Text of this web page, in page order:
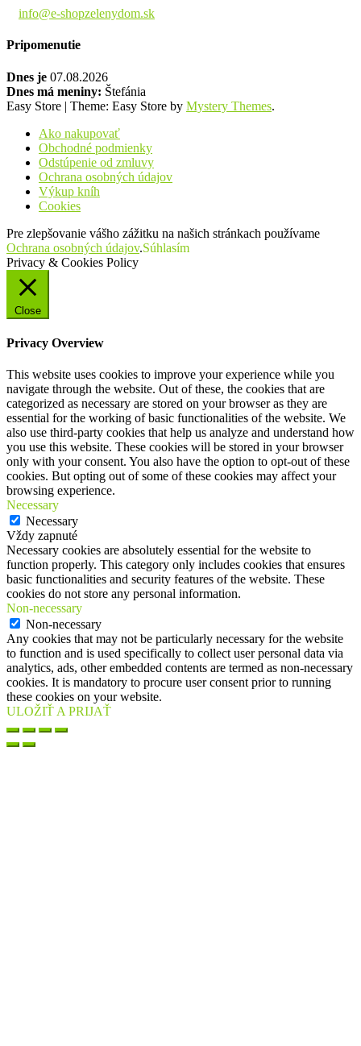
info@e-shopzelenydom.sk
Pripomenutie
Dnes je 07.08.2026
Dnes má meniny: Štefánia
Easy Store | Theme: Easy Store by Mystery Themes.
Ako nakupovať
Obchodné podmienky
Odstúpenie od zmluvy
Ochrana osobných údajov
Výkup kníh
Cookies
Pre zlepšovanie vášho zážitku na našich stránkach používame
Ochrana osobných údajov.Súhlasím
Privacy & Cookies Policy
Close
Privacy Overview
This website uses cookies to improve your experience while you
navigate through the website. Out of these, the cookies that are
categorized as necessary are stored on your browser as they are
essential for the working of basic functionalities of the website. We
also use third-party cookies that help us analyze and understand how
you use this website. These cookies will be stored in your browser
only with your consent. You also have the option to opt-out of these
cookies. But opting out of some of these cookies may affect your
browsing experience.
Necessary
Necessary
Vždy zapnuté
Necessary cookies are absolutely essential for the website to
function properly. This category only includes cookies that ensures
basic functionalities and security features of the website. These
cookies do not store any personal information.
Non-necessary
Non-necessary
Any cookies that may not be particularly necessary for the website
to function and is used specifically to collect user personal data via
analytics, ads, other embedded contents are termed as non-necessary
cookies. It is mandatory to procure user consent prior to running
these cookies on your website.
ULOŽIŤ A PRIJAŤ